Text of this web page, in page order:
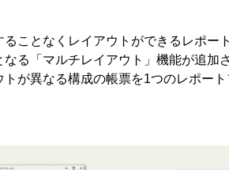
ことなくレイアウトができるレポー
る「マルチレイアウト」機能が追加
トが異なる構成の帳票を1つのレポー